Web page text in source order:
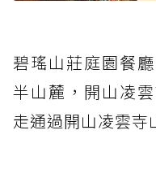
碧瑤山莊庭園餐
半山麓，開山凌
走通過開山凌雲寺